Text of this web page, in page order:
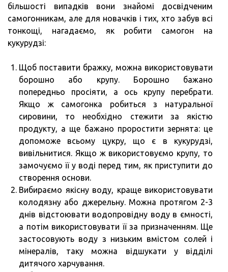
більшості випадків вони знайомі досвідченим
самогонникам, але для новачків і тих, хто забув всі
тонкощі, нагадаємо, як робити самогон на
кукурудзі:
Щоб поставити бражку, можна використовувати
борошно або крупу. Борошно бажано
попередньо просіяти, а ось крупу перебрати.
Якщо ж самогонка робиться з натуральної
сировини, то необхідно стежити за якістю
продукту, а ще бажано проростити зернята: це
допоможе всьому цукру, що є в кукурудзі,
вивільнитися. Якщо ж використовуємо крупу, то
замочуємо її у воді перед тим, як приступити до
створення основи.
Вибираємо якісну воду, краще використовувати
колодязну або джерельну. Можна протягом 2-3
днів відстоювати водопровідну воду в ємності,
а потім використовувати її за призначенням. Ще
застосовують воду з низьким вмістом солей і
мінералів, таку можна відшукати у відділі
дитячого харчування.